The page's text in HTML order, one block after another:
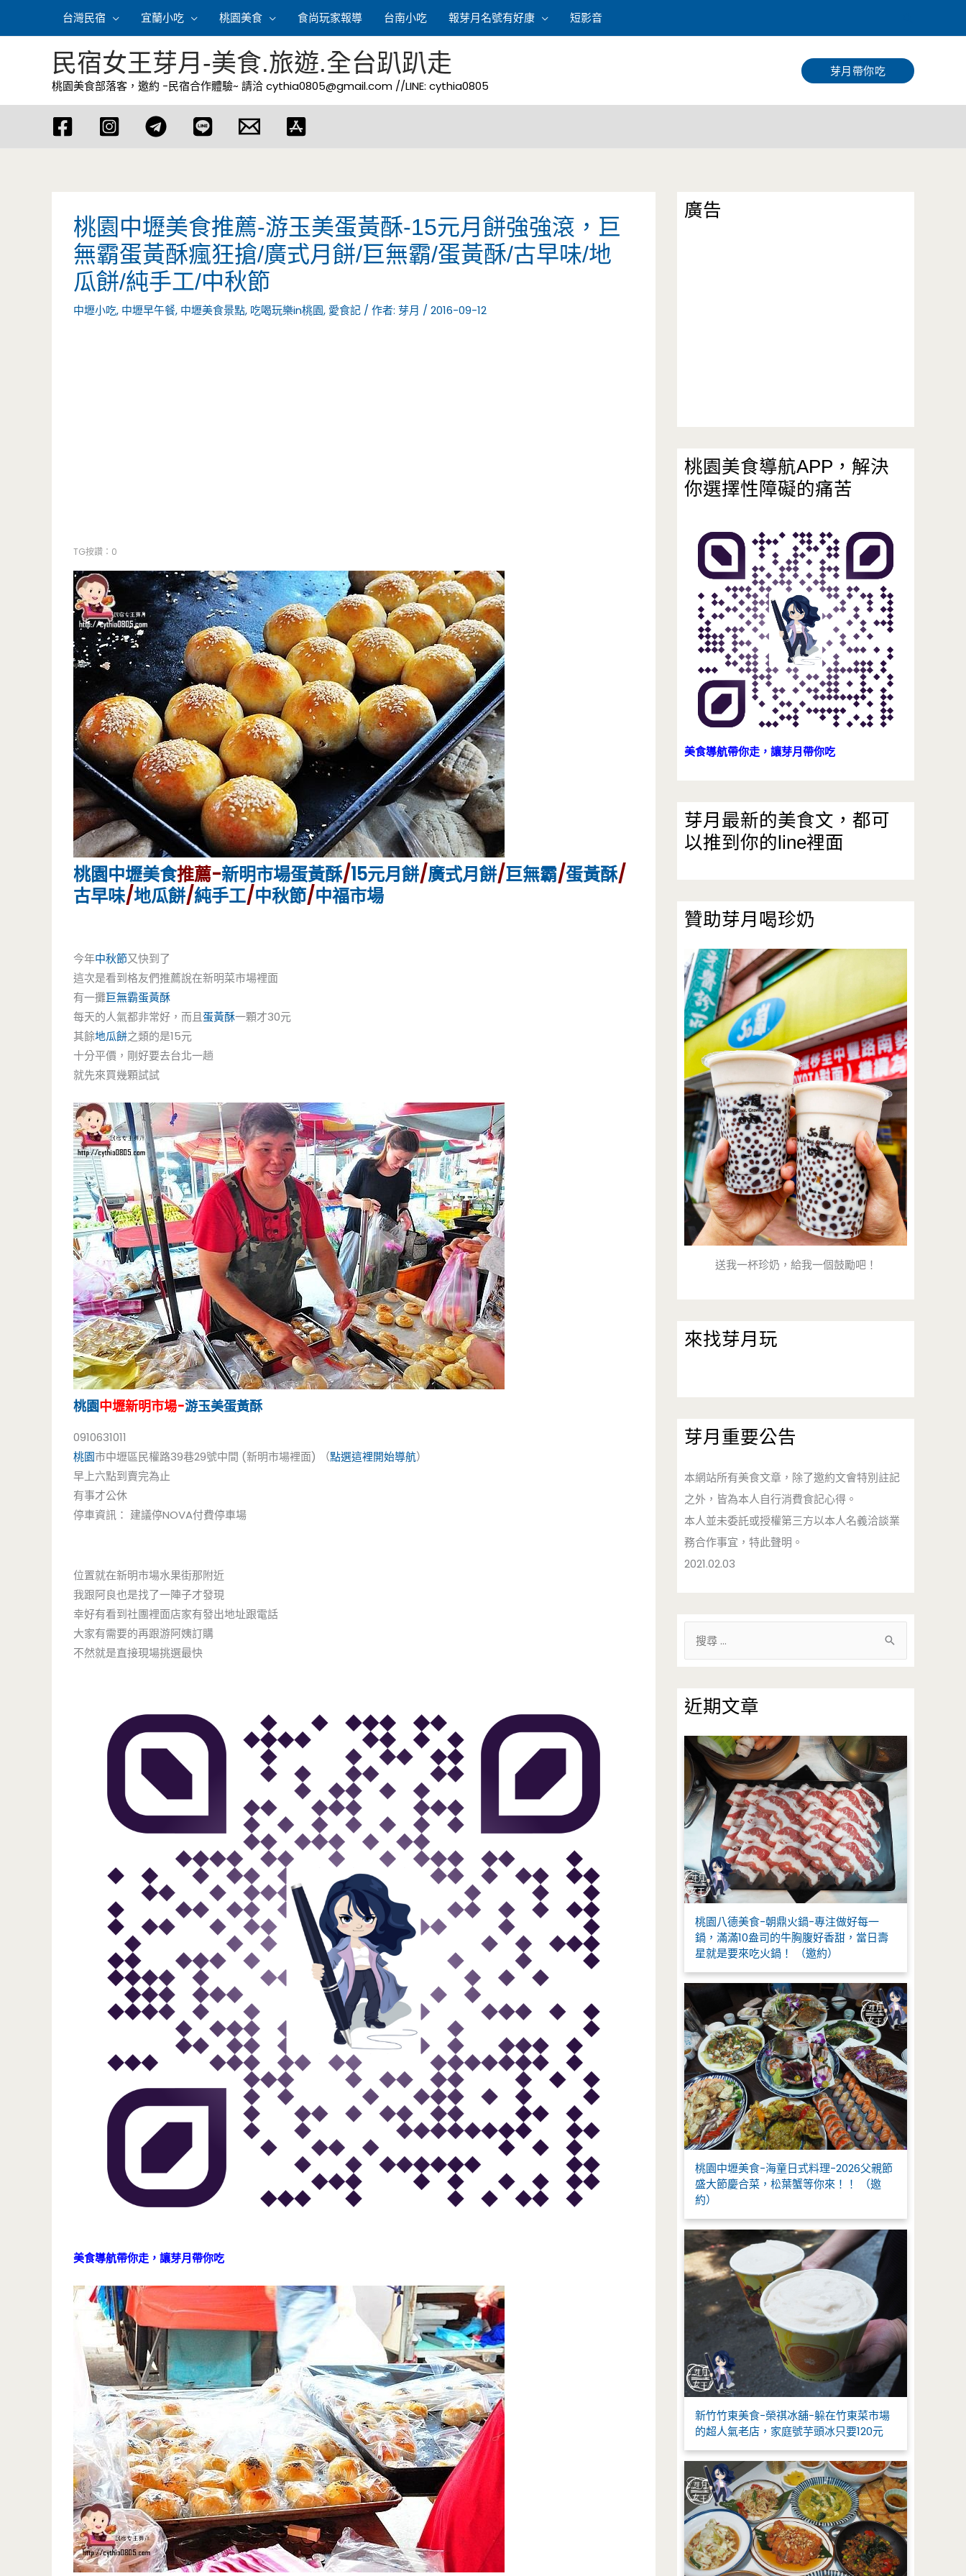
容
台灣民宿 宜蘭小吃 桃園美食 食尚玩家報導 台南小吃 報芽月名號有好康 短影音
尋
民宿女王芽月-美食.旅遊.全台趴趴走
桃園美食部落客，邀約 -民宿合作體驗~ 請洽cythia0805@gmail.com //LINE: cythia0805
芽月帶你吃
桃園中壢美食推薦-游玉美蛋黃酥-15元月餅強強滾，巨
無霸蛋黃酥瘋狂搶/廣式月餅/巨無霸/蛋黃酥/古早味/地
瓜餅/純手工/中秋節
中壢小吃, 中壢早午餐, 中壢美食景點, 吃喝玩樂in桃園, 愛食記 / 作者: 芽月 / 2016-09-12
TG按讚：0
桃園中壢美食推薦-新明市場蛋黃酥/15元月餅/廣式月餅/巨無霸/蛋黃酥/
古早味/地瓜餅/純手工/中秋節/中福市場
今年中秋節又快到了
這次是看到格友們推薦說在新明菜市場裡面
有一攤巨無霸蛋黃酥
每天的人氣都非常好，而且蛋黃酥一顆才30元
其餘地瓜餅之類的是15元
十分平價，剛好要去台北一趟
就先來買幾顆試試
桃園中壢新明市場-游玉美蛋黃酥
0910631011
桃園市中壢區民權路39巷29號中間 (新明市場裡面) （點選這裡開始導航）
早上六點到賣完為止
有事才公休
停車資訊： 建議停NOVA付費停車場
位置就在新明市場水果街那附近
我跟阿良也是找了一陣子才發現
幸好有看到社團裡面店家有發出地址跟電話
大家有需要的再跟游阿姨訂購
不然就是直接現場挑選最快
美食導航帶你走，讓芽月帶你吃
廣告
桃園美食導航APP，解決
你選擇性障礙的痛苦
美食導航帶你走，讓芽月帶你吃
芽月最新的美食文，都可
以推到你的line裡面
贊助芽月喝珍奶
送我一杯珍奶，給我一個鼓勵吧！
來找芽月玩
芽月重要公告
本網站所有美食文章，除了邀約文會特別註記
之外，皆為本人自行消費食記心得。
本人並未委託或授權第三方以本人名義洽談業
務合作事宜，特此聲明。
2021.02.03
鍵
字
:
近期文章
桃園八德美食-朝鼎火鍋-專注做好每一
鍋，滿滿10盎司的牛胸腹好香甜，當日壽
星就是要來吃火鍋！ （邀約）
桃園中壢美食-海童日式料理-2026父親節
盛大節慶合菜，松葉蟹等你來！！ （邀
約）
新竹竹東美食-榮祺冰舖-躲在竹東菜市場
的超人氣老店，家庭號芋頭冰只要120元